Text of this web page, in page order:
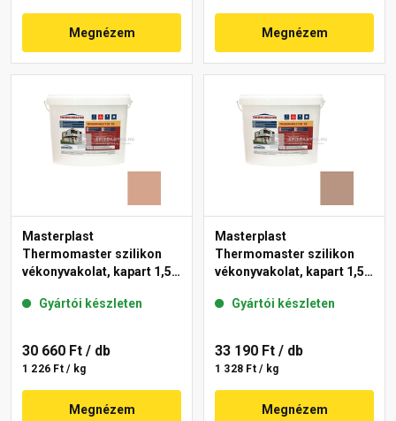
Megnézem Megnézem
Masterplast
Thermomaster szilikon
vékonyvakolat, kapart 1,5
Gyártói készleten
30 660 Ft / db
1 226 Ft / kg
Megnézem
Masterplast
Thermomaster szilikon
vékonyvakolat, kapart 1,5
Gyártói készleten
33 190 Ft / db
1 328 Ft / kg
Megnézem